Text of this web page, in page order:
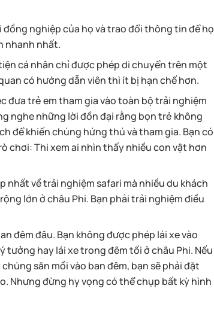
nghiệp của họ và trao đổi thông tin để họ
nhanh nhất.
cá nhân chỉ được phép di chuyển trên một
có hướng dẫn viên thì ít bị hạn chế hơn.
đưa trẻ em tham gia vào toàn bộ trải nghiệm
nghe những lời đồn đại rằng bọn trẻ không
để khiến chúng hứng thú và tham gia. Bạn có
chơi: Thi xem ai nhìn thấy nhiều con vật hơn
nhất về trải nghiệm safari mà nhiều du khách
lớn ở châu Phi. Bạn phải trải nghiệm điều
đêm đâu. Bạn không được phép lái xe vào
tưởng hay lái xe trong đêm tối ở châu Phi. Nếu
săn mồi vào ban đêm, bạn sẽ phải đặt
Nhưng đừng hy vọng có thể chụp bất kỳ hình